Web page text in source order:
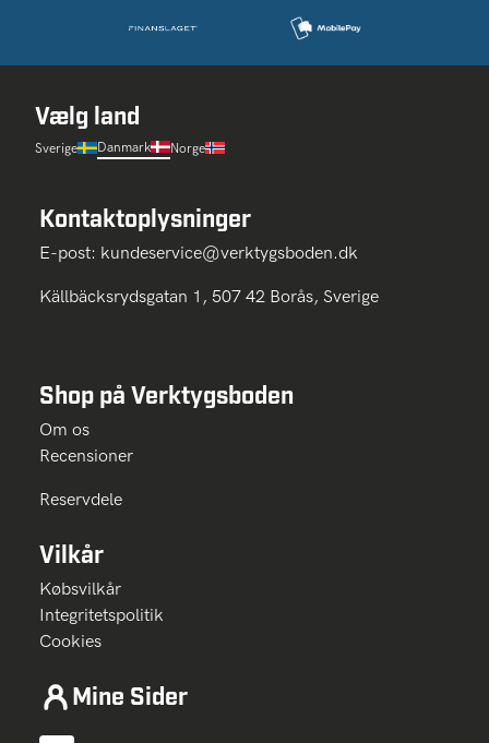
Vælg land
Sverige Danmark Norge
Kontaktoplysninger
E-post: kundeservice@verktygsboden.dk
Källbäcksrydsgatan 1, 507 42 Borås, Sverige
Shop på Verktygsboden
Om os
Recensioner
Reservdele
Vilkår
Købsvilkår
Integritetspolitik
Cookies
Mine Sider